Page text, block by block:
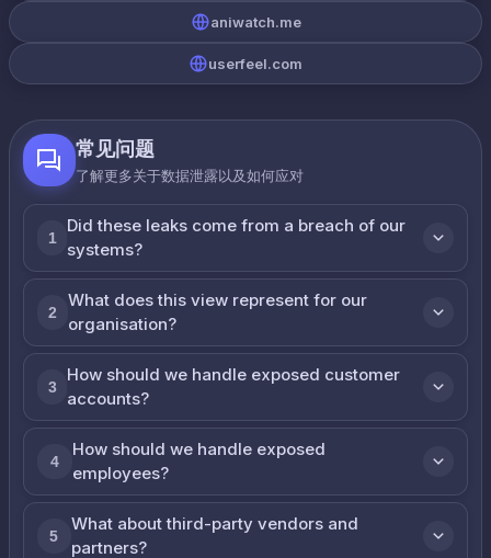
aniwatch.me
userfeel.com
常见问题
了解更多关于数据泄露以及如何应对
1
Did these leaks come from a breach of our
systems?
2
What does this view represent for our
organisation?
3
How should we handle exposed customer
accounts?
4
How should we handle exposed
employees?
5
What about third-party vendors and
partners?